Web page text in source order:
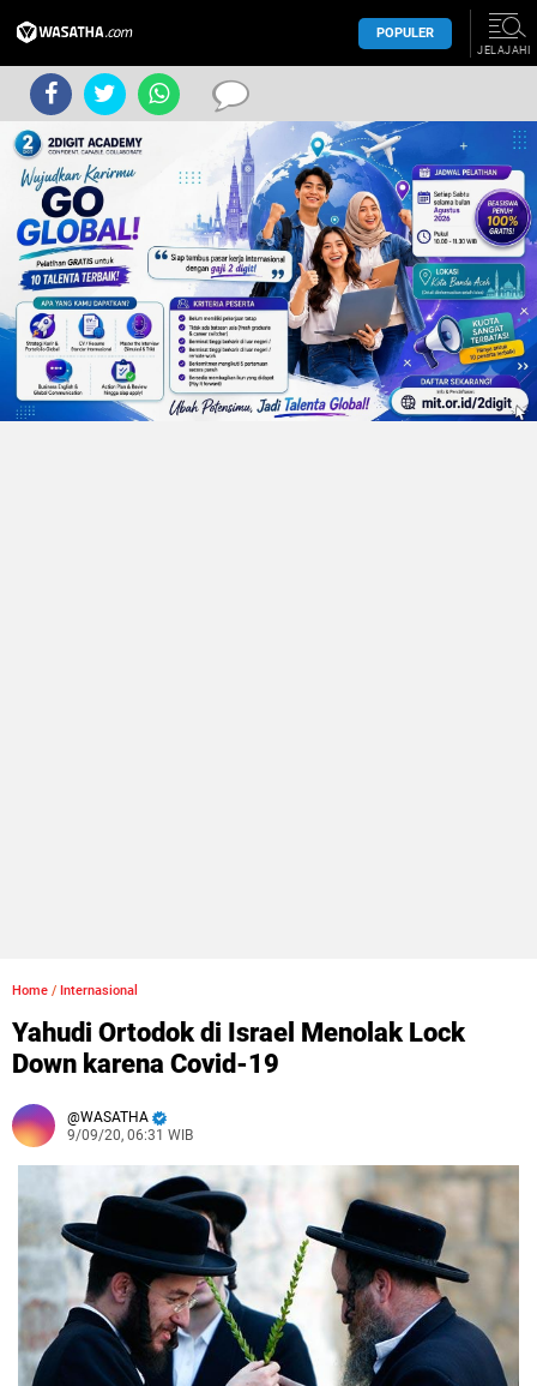
POPULER
JELAJAHI
Home / Internasional
Yahudi Ortodok di Israel Menolak Lock
Down karena Covid-19
WASATHA
9/09/20, 06:31 WIB